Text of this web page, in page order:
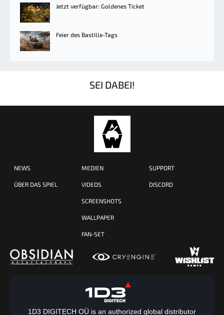
Jetzt verfügbar: Goldenes Ticket
Feier des Bastille-Tags
SEI DABEI!
NEWS
ÜBER DAS SPIEL
MEDIEN
VIDEOS
SCREENSHOTS
WALLPAPER
FAN-SET
SUPPORT
DISCORD
1D3 DIGITECH OÜ is an authorized global distributor